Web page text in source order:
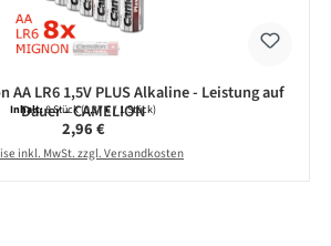
AA LR6 1,5V PLUS Alkaline - Leistung auf
Dauer - CAMELION
Inhalt:8 Stück(0,37 € / 1 Stück)
Regulärer Preis:
2,96 €
inkl. MwSt. zzgl. Versandkosten